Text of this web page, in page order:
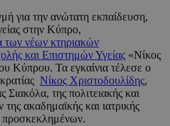
για την ανώτατη εκπαίδευση,
στην Κύπρο,
των νέων κτηριακών
και Επιστημών Υγείας «Νίκος
Κύπρου. Τα εγκαίνια τέλεσε ο
Νίκος Χριστοδουλίδης,
Σιακόλα, της πολιτειακής και
ακαδημαϊκής και ιατρικής
προσκεκλημένων.